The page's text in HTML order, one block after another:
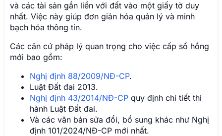
và các tài sản gắn liền với đất vào một giấy tờ duy
nhất. Việc này giúp đơn giản hóa quản lý và minh
bạch hóa thông tin.
Các căn cứ pháp lý quan trọng cho việc cấp sổ hồng
mới bao gồm:
Nghị định 88/2009/NĐ-CP.
Luật Đất đai 2013.
Nghị định 43/2014/NĐ-CP quy định chi tiết thi
hành Luật Đất đai.
Và các văn bản sửa đổi, bổ sung khác như Nghị
định 101/2024/NĐ-CP mới nhất.